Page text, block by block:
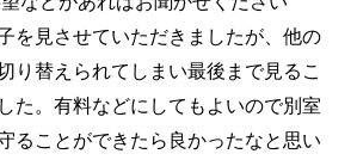
を見させていただきましたが、他の
り替えられてしまい最後まで見るこ
た。有料などにしてもよいので別室
ることができたら良かったなと思い